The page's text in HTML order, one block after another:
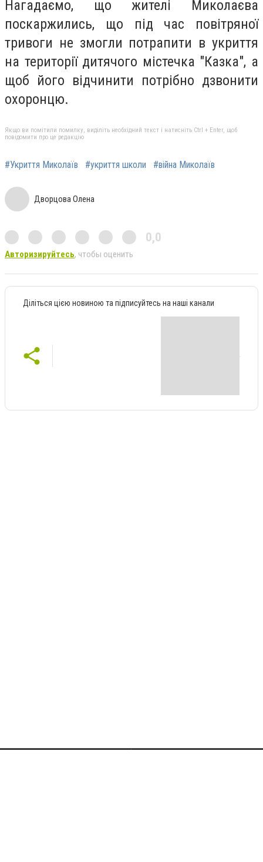
Нагадаємо, що жителі Миколаєва
поскаржились, що під час повітряної
тривоги не змогли потрапити в укриття
на території дитячого містечка "Казка", а
щоб його відчинити потрібно дзвонити
охоронцю.
Якщо ви помітили помилку, виділіть необхідний текст і натисніть Ctrl + Enter, щоб
повідомити про це редакцію
#Укриття Миколаїв #укриття школи #війна Миколаїв
Дворцова Олена
0,0
Авторизируйтесь, чтобы оценить
Діліться цією новиною та підписуйтесь на наші канали